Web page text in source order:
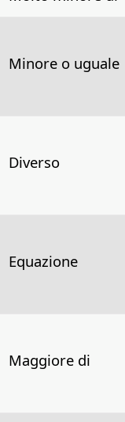
Minore o uguale
Diverso
Equazione
Maggiore di